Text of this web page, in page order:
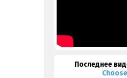
Последнее